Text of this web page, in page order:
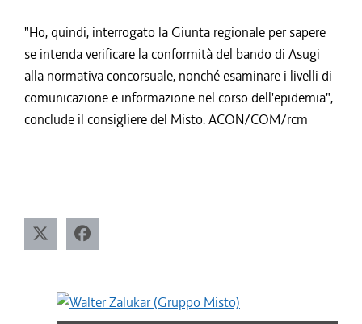
"Ho, quindi, interrogato la Giunta regionale per sapere
se intenda verificare la conformità del bando di Asugi
alla normativa concorsuale, nonché esaminare i livelli di
comunicazione e informazione nel corso dell'epidemia",
conclude il consigliere del Misto. ACON/COM/rcm